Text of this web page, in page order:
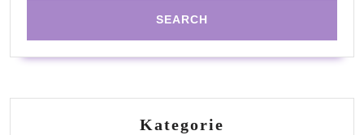
Kategorie